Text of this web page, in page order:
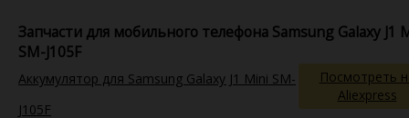
Запчасти для мобильного телефона Samsung Galaxy J1
SM-J105F
Аккумулятор для Samsung Galaxy J1 Mini SM-
J105F
Посмотреть
Aliexpress